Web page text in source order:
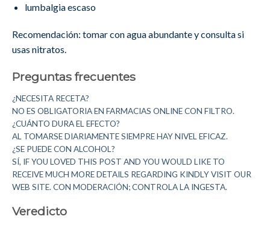
lumbalgia escaso
Recomendación: tomar con agua abundante y consulta si
usas nitratos.
Preguntas frecuentes
¿NECESITA RECETA?
NO ES OBLIGATORIA EN FARMACIAS ONLINE CON FILTRO.
¿CUÁNTO DURA EL EFECTO?
AL TOMARSE DIARIAMENTE SIEMPRE HAY NIVEL EFICAZ.
¿SE PUEDE CON ALCOHOL?
SÍ, IF YOU LOVED THIS POST AND YOU WOULD LIKE TO
RECEIVE MUCH MORE DETAILS REGARDING KINDLY VISIT OUR
WEB SITE. CON MODERACIÓN; CONTROLA LA INGESTA.
Veredicto